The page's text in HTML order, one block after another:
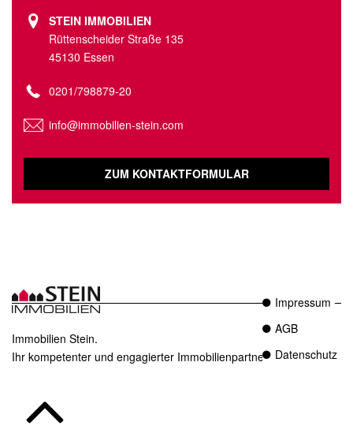
STEIN IMMOBILIEN
Rüttenscheider Straße 135
45130 Essen
0201/798879-20
info@immobilien-stein.com
ZUM KONTAKTFORMULAR
Immobilien Stein.
Ihr kompetenter und engagierter Immobilienpartner in Essen.
Impressum
AGB
Datenschutz